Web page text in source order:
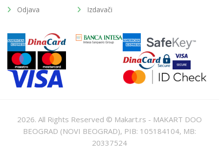
Odjava
Izdavači
2026. All Rights Reserved © Makart.rs - MAKART DOO
BEOGRAD (NOVI BEOGRAD), PIB: 105184104, MB:
20337524